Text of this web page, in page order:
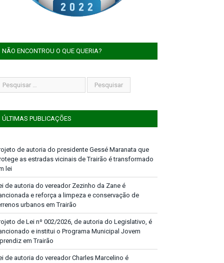
NÃO ENCONTROU O QUE QUERIA?
ÚLTIMAS PUBLICAÇÕES
de autoria do presidente Gessé Maranata que
as estradas vicinais de Trairão é transformado
lei
de autoria do vereador Zezinho da Zane é
e reforça a limpeza e conservação de
urbanos em Trairão
de Lei nº 002/2026, de autoria do Legislativo, é
e institui o Programa Municipal Jovem
em Trairão
de autoria do vereador Charles Marcelino é